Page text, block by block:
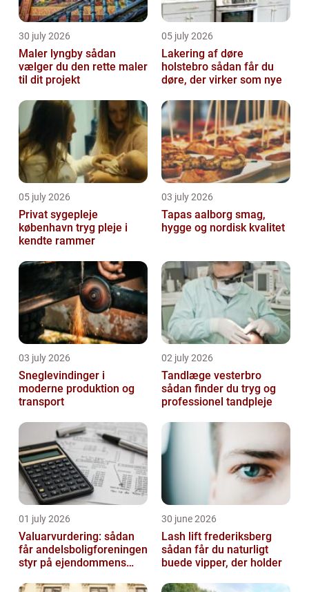
30 july 2026
Maler lyngby sådan
vælger du den rette maler
til dit projekt
05 july 2026
Lakering af døre
holstebro sådan får du
døre, der virker som nye
05 july 2026
Privat sygepleje
københavn tryg pleje i
kendte rammer
03 july 2026
Tapas aalborg smag,
hygge og nordisk kvalitet
03 july 2026
Sneglevindinger i
moderne produktion og
transport
02 july 2026
Tandlæge vesterbro
sådan finder du tryg og
professionel tandpleje
01 july 2026
Valuarvurdering: sådan
får andelsboligforeningen
styr på ejendommens
30 june 2026
Lash lift frederiksberg
sådan får du naturligt
buede vipper, der holder